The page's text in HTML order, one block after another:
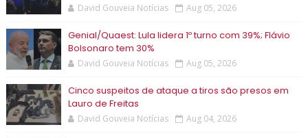
David Gouveia Notícias Aug 05, 2026
Genial/Quaest: Lula lidera 1º turno com 39%; Flávio
Bolsonaro tem 30%
David Gouveia Notícias Aug 05, 2026
Cinco suspeitos de ataque a tiros são presos em
Lauro de Freitas
David Gouveia Notícias Aug 04, 2026